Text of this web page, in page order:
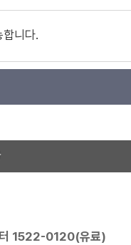
니다.
1522-0120(유료)